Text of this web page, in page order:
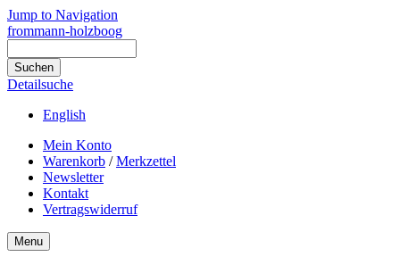
Jump to Navigation
frommann-holzboog
Detailsuche
English
Mein Konto
Warenkorb /Merkzettel
Newsletter
Kontakt
Vertragswiderruf
Menu